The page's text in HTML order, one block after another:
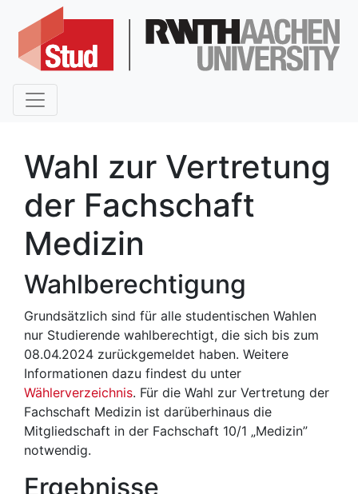
Wahl zur Vertretung
der Fachschaft
Medizin
Wahlberechtigung
Grundsätzlich sind für alle studentischen Wahlen
nur Studierende wahlberechtigt, die sich bis zum
08.04.2024 zurückgemeldet haben. Weitere
Informationen dazu findest du unter
Wählerverzeichnis. Für die Wahl zur Vertretung der
Fachschaft Medizin ist darüberhinaus die
Mitgliedschaft in der Fachschaft 10/1 „Medizin”
notwendig.
Ergebnisse